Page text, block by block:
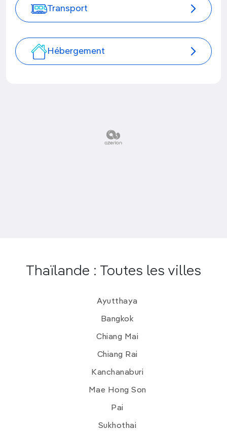
Transport
Hébergement
Thaïlande : Toutes les villes
Ayutthaya
Bangkok
Chiang Mai
Chiang Rai
Kanchanaburi
Mae Hong Son
Pai
Sukhothai